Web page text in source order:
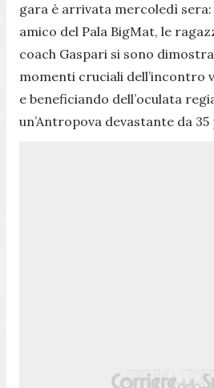
gara è arrivata mercoledì
amico del Pala BigMat, le
coach Gaspari si sono
momenti cruciali dell’incontro
e beneficiando dell’oculata
un’Antropova devastante da 35